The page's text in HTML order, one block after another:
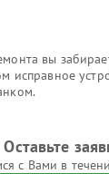
вы
исправное
Оставьте
с Вами в